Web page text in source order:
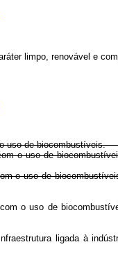
caráter limpo,
com o uso de
o uso de
o uso de
o uso de
ligada à